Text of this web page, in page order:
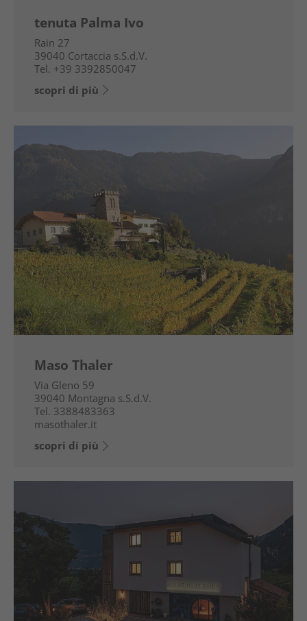
tenuta Palma Ivo
Rain 27
39040 Cortaccia s.S.d.V.
Tel. +39 3392850047
scopri di più
Maso Thaler
Via Gleno 59
39040 Montagna s.S.d.V.
Tel. 3388483363
masothaler.it
scopri di più